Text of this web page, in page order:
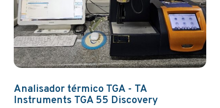
Analisador térmico TGA - TA
Instruments TGA 55 Discovery